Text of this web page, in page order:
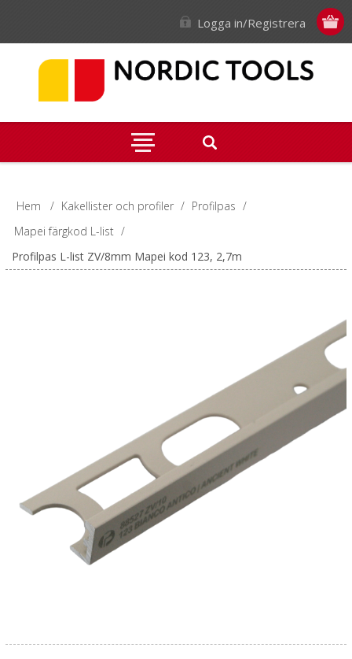
Logga in/Registrera
Hem / Kakellister och profiler / Profilpas /
Mapei färgkod L-list /
Profilpas L-list ZV/8mm Mapei kod 123, 2,7m